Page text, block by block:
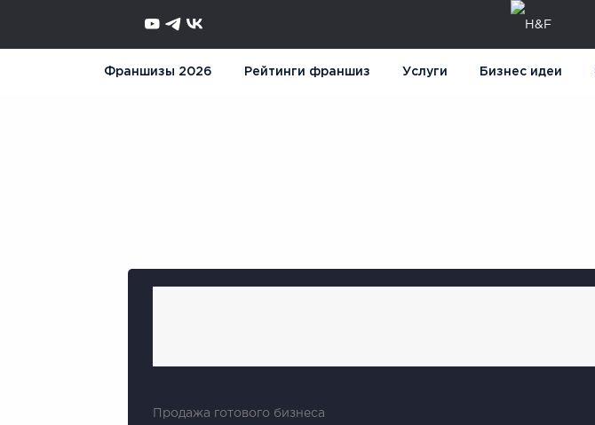
Франшизы 2026 Рейтинги франшиз Услуги Бизнес идеи
Продажа готового бизнеса